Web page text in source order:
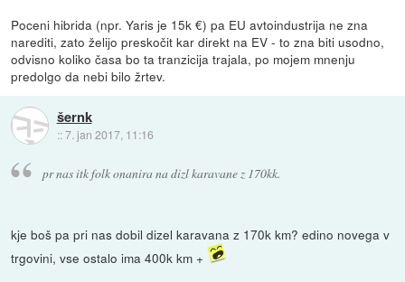
Poceni hibrida (npr. Yaris je 15k €) pa EU avtoindustrija ne zna
narediti, zato želijo preskočit kar direkt na EV - to zna biti usodno,
odvisno koliko časa bo ta tranzicija trajala, po mojem mnenju
predolgo da nebi bilo žrtev.
šernk
::7. jan 2017, 11:16
pr nas itk folk onanira na dizl karavane z 170kk.
kje boš pa pri nas dobil dizel karavana z 170k km? edino novega v
trgovini, vse ostalo ima 400k km +